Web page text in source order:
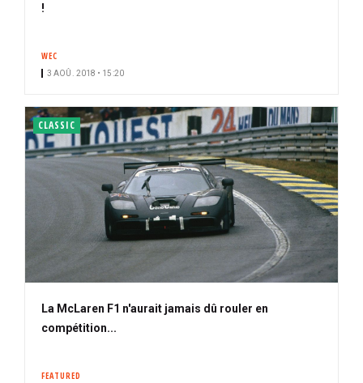
!
WEC
3 AOÛ. 2018 • 15:20
CLASSIC
La McLaren F1 n'aurait jamais dû rouler en
compétition...
FEATURED